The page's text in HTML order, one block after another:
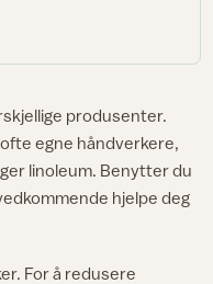
produsenter.
egne håndverkere,
linoleum. Benytter du
hjelpe deg
For å redusere